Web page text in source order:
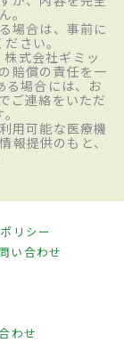
。
場合は、事前に
さい。
式会社ギミッ
賠償の責任を一
る場合には、お
ご連絡をいただ
用可能な医療機
報提供のもと、
リシー
い合わせ
わせ